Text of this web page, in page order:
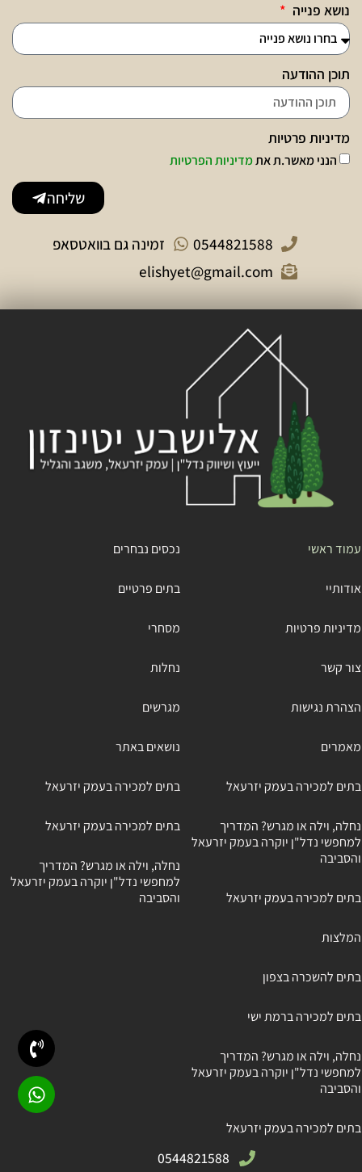
נושא פנייה
תוכן ההודעה
מדיניות פרטיות
הנני מאשר.ת אתמדיניות הפרטיות
שליחה
0544821588
זמינה גם בוואטסאפ
elishyet@gmail.com
עמוד ראשי
אודותיי
מדיניות פרטיות
צור קשר
הצהרת נגישות
מאמרים
בתים למכירה בעמק יזרעאל
נחלה, וילה או מגרש? המדריך
למחפשי נדל"ן יוקרה בעמק יזרעאל
והסביבה
בתים למכירה בעמק יזרעאל
המלצות
בתים להשכרה בצפון
בתים למכירה ברמת ישי
נחלה, וילה או מגרש? המדריך
למחפשי נדל"ן יוקרה בעמק יזרעאל
והסביבה
בתים למכירה בעמק יזרעאל
נכסים נבחרים
בתים פרטיים
מסחרי
נחלות
מגרשים
נושאים באתר
בתים למכירה בעמק יזרעאל
בתים למכירה בעמק יזרעאל
נחלה, וילה או מגרש? המדריך
למחפשי נדל"ן יוקרה בעמק יזרעאל
והסביבה
0544821588